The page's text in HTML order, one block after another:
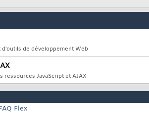
de développement Web
ressources JavaScript et AJAX
Flex